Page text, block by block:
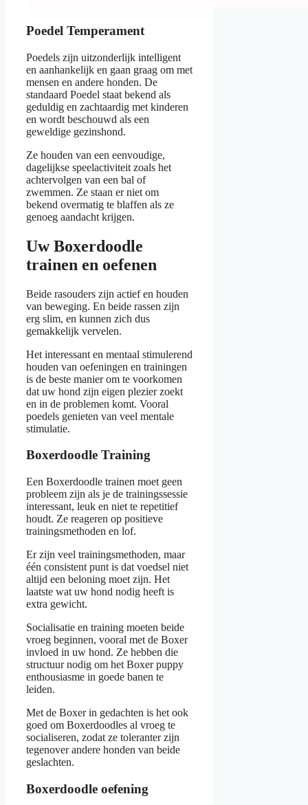
Poedel Temperament
Poedels zijn uitzonderlijk intelligent
en aanhankelijk en gaan graag om met
mensen en andere honden. De
standaard Poedel staat bekend als
geduldig en zachtaardig met kinderen
en wordt beschouwd als een
geweldige gezinshond.
Ze houden van een eenvoudige,
dagelijkse speelactiviteit zoals het
achtervolgen van een bal of
zwemmen. Ze staan er niet om
bekend overmatig te blaffen als ze
genoeg aandacht krijgen.
Uw Boxerdoodle
trainen en oefenen
Beide rasouders zijn actief en houden
van beweging. En beide rassen zijn
erg slim, en kunnen zich dus
gemakkelijk vervelen.
Het interessant en mentaal stimulerend
houden van oefeningen en trainingen
is de beste manier om te voorkomen
dat uw hond zijn eigen plezier zoekt
en in de problemen komt. Vooral
poedels genieten van veel mentale
stimulatie.
Boxerdoodle Training
Een Boxerdoodle trainen moet geen
probleem zijn als je de trainingssessie
interessant, leuk en niet te repetitief
houdt. Ze reageren op positieve
trainingsmethoden en lof.
Er zijn veel trainingsmethoden, maar
één consistent punt is dat voedsel niet
altijd een beloning moet zijn. Het
laatste wat uw hond nodig heeft is
extra gewicht.
Socialisatie en training moeten beide
vroeg beginnen, vooral met de Boxer
invloed in uw hond. Ze hebben die
structuur nodig om het Boxer puppy
enthousiasme in goede banen te
leiden.
Met de Boxer in gedachten is het ook
goed om Boxerdoodles al vroeg te
socialiseren, zodat ze toleranter zijn
tegenover andere honden van beide
geslachten.
Boxerdoodle oefening